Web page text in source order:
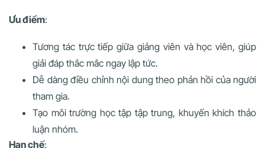
Ưu điểm:
Tương tác trực tiếp giữa giảng viên và học viên, giúp
giải đáp thắc mắc ngay lập tức.
Dễ dàng điều chỉnh nội dung theo phản hồi của người
tham gia.
Tạo môi trường học tập tập trung, khuyến khích thảo
luận nhóm.
Hạn chế: